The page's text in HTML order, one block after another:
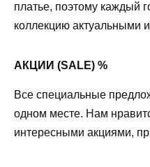
платье, поэтому каждый
коллекцию актуальными
АКЦИИ (SALE) %
Все специальные
одном месте. Нам
интересными акциями,